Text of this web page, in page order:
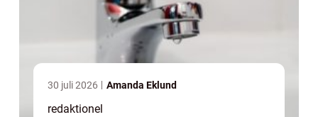
30 juli 2026 Amanda Eklund
redaktionel